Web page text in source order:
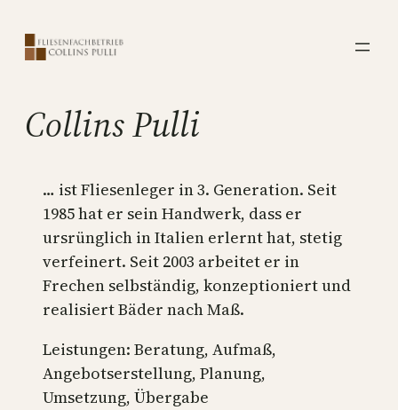
Inhalt
springen
Collins Pulli
… ist Fliesenleger in 3. Generation. Seit
1985 hat er sein Handwerk, dass er
ursrünglich in Italien erlernt hat, stetig
verfeinert. Seit 2003 arbeitet er in
Frechen selbständig, konzeptioniert und
realisiert Bäder nach Maß.
Leistungen: Beratung, Aufmaß,
Angebotserstellung, Planung,
Umsetzung, Übergabe